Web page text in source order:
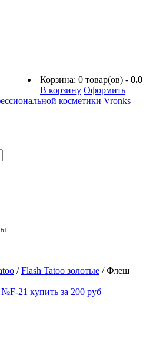
Корзина: 0 товар(ов) - 0.0
В корзину Оформить
/Flash Tatoo золотые /Флеш